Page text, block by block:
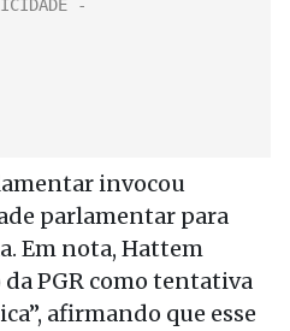
invocou
parlamentar para
Em nota, Hattem
da PGR como tentativa
afirmando que esse